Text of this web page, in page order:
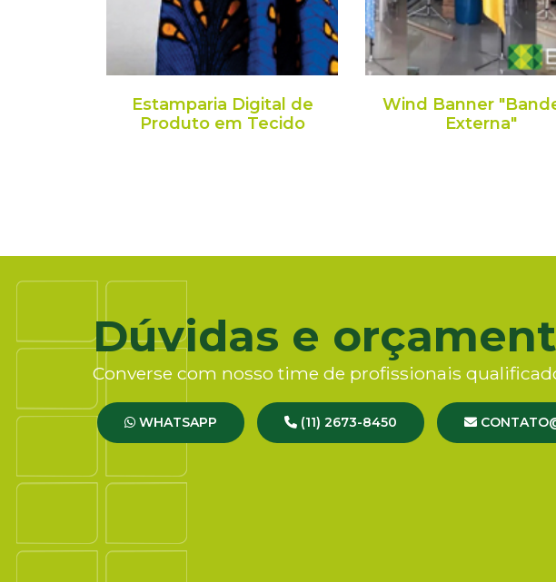
Estamparia Digital de
Produto em Tecido
Wind Banner
Externa"
Dúvidas e
Converse com nosso time de profissionais
WHATSAPP (11) 2673-8450